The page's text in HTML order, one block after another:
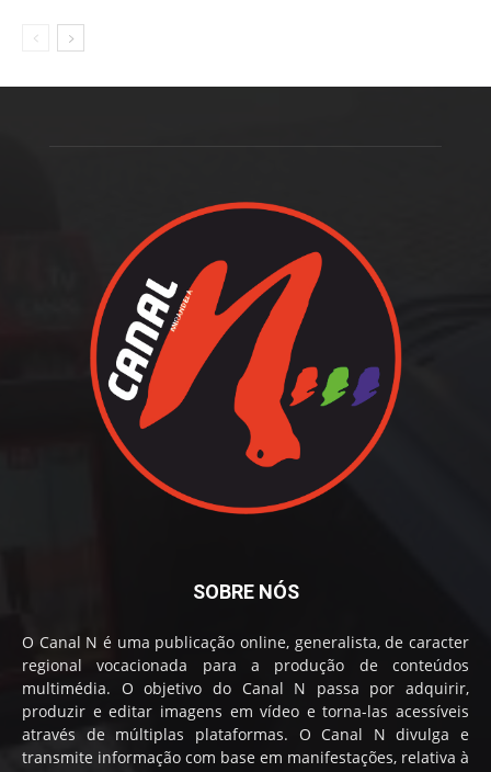
SOBRE NÓS
O Canal N é uma publicação online, generalista, de caracter
regional vocacionada para a produção de conteúdos
multimédia. O objetivo do Canal N passa por adquirir,
produzir e editar imagens em vídeo e torna-las acessíveis
através de múltiplas plataformas. O Canal N divulga e
transmite informação com base em manifestações, relativa à